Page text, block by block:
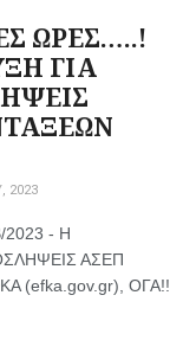
ΩΡΕΣ…..!
ΓΙΑ
2023
- Η
ΑΣΕΠ
(efka.gov.gr), ΟΓΑ!!